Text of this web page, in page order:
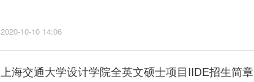
2020-10-10 14:06
上海交通大学设计学院全英文硕士项目IIDE招生简章